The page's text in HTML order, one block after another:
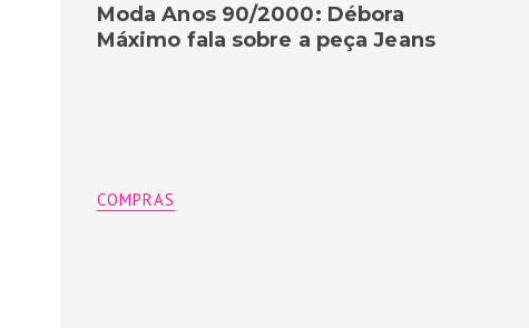
Moda Anos 90/2000: Débora
Máximo fala sobre a peça Jeans
COMPRAS